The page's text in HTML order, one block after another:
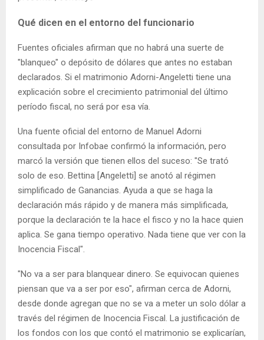
Qué dicen en el entorno del funcionario
Fuentes oficiales afirman que no habrá una suerte de
"blanqueo" o depósito de dólares que antes no estaban
declarados. Si el matrimonio Adorni-Angeletti tiene una
explicación sobre el crecimiento patrimonial del último
período fiscal, no será por esa vía.
Una fuente oficial del entorno de Manuel Adorni
consultada por Infobae confirmó la información, pero
marcó la versión que tienen ellos del suceso: "Se trató
solo de eso. Bettina [Angeletti] se anotó al régimen
simplificado de Ganancias. Ayuda a que se haga la
declaración más rápido y de manera más simplificada,
porque la declaración te la hace el fisco y no la hace quien
aplica. Se gana tiempo operativo. Nada tiene que ver con la
Inocencia Fiscal".
"No va a ser para blanquear dinero. Se equivocan quienes
piensan que va a ser por eso", afirman cerca de Adorni,
desde donde agregan que no se va a meter un solo dólar a
través del régimen de Inocencia Fiscal. La justificación de
los fondos con los que contó el matrimonio se explicarían,